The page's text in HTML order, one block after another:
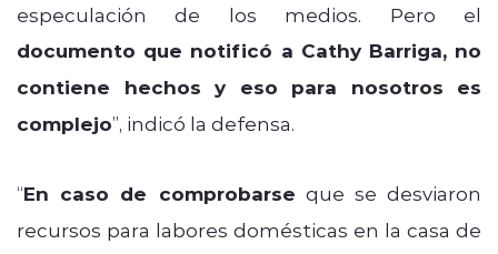
especulación de los medios. Pero el
documento que notificó a Cathy Barriga, no
contiene hechos y eso para nosotros es
complejo”, indicó la defensa.
“En caso de comprobarse que se desviaron
recursos para labores domésticas en la casa de